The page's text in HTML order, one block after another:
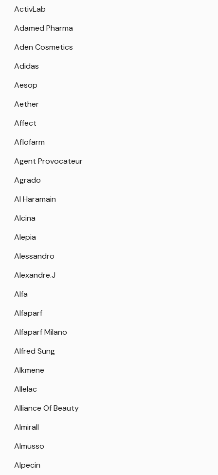
ActivLab
Adamed Pharma
Aden Cosmetics
Adidas
Aesop
Aether
Affect
Aflofarm
Agent Provocateur
Agrado
Al Haramain
Alcina
Alepia
Alessandro
Alexandre.J
Alfa
Alfaparf
Alfaparf Milano
Alfred Sung
Alkmene
Allelac
Alliance Of Beauty
Almirall
Almusso
Alpecin